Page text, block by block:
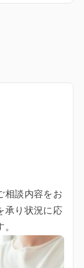
相談内容をお
承り状況に応